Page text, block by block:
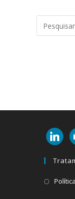
linkedin